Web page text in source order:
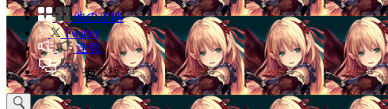
他の攻略
Twitter
速報
掲示板